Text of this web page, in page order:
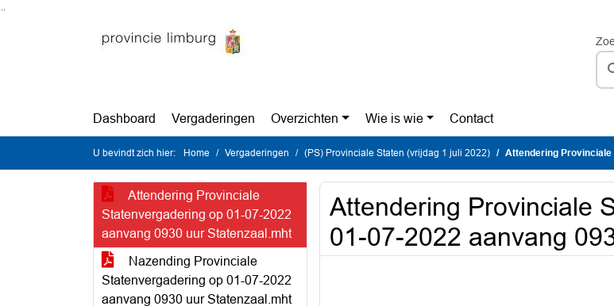
Dashboard Vergaderingen Overzichten Wie is wie Contact
U bevindt zich hier: Home Vergaderingen (PS) Provinciale Staten (vrijdag 1 juli 2022) Attendering Provinciale
Attendering Provinciale
Statenvergadering op 01-07-2022
aanvang 0930 uur Statenzaal.mht
Nazending Provinciale
Statenvergadering op 01-07-2022
aanvang 0930 uur Statenzaal.mht
Attendering Provinciale
01-07-2022 aanvang